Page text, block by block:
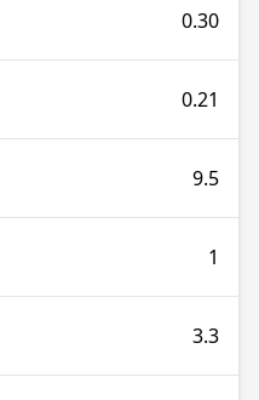
0.30
0.21
9.5
1
3.3